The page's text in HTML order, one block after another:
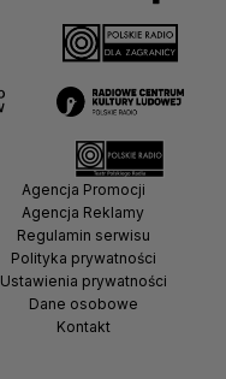
Agencja Promocji
Agencja Reklamy
Regulamin serwisu
Polityka prywatności
Ustawienia prywatności
Dane osobowe
Kontakt